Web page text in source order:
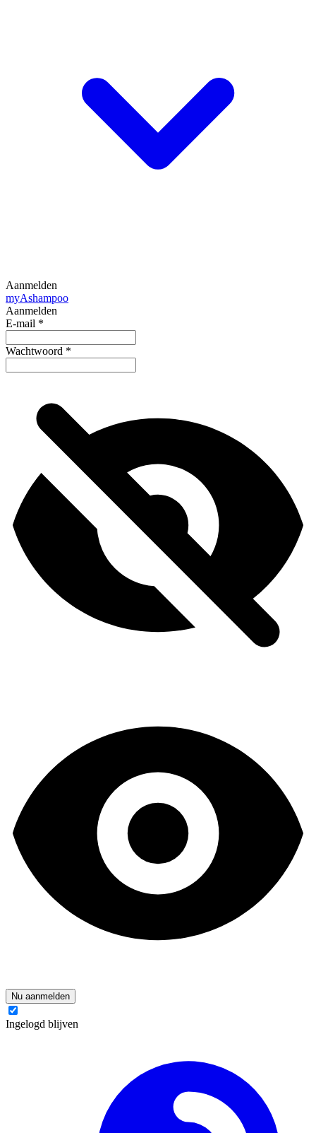
Aanmelden
myAshampoo
Aanmelden
E-mail *
Wachtwoord *
Nu aanmelden
Ingelogd blijven